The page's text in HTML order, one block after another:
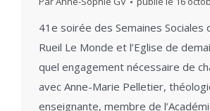
41e soirée des Semaines Sociales
Rueil Le Monde et l’Eglise de
quel engagement nécessaire de
avec Anne-Marie Pelletier,
enseignante, membre de